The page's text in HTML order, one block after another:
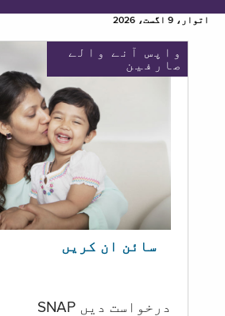
اتوار، 9 اگست، 2026
واپس آنے والے
صارفین
سائن ان کریں
درخواست دیں SNAP